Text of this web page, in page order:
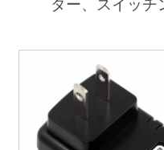
ター、スイッチ